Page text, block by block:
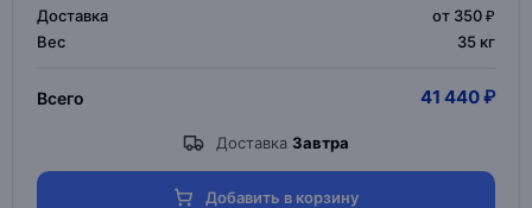
Доставка
от 350 ₽
Вес
35 кг
Всего 41 440 ₽
Доставка Завтра
Добавить в корзину